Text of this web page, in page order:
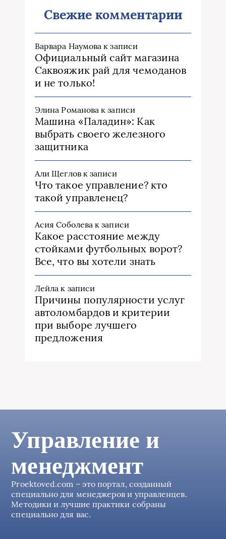
Свежие комментарии
Варвара Наумова к записи
Официальный сайт магазина
Саквояжик рай для чемоданов
и не только!
Элина Романова к записи
Машина «Паладин»: Как
выбрать своего железного
защитника
Али Щегловк записи
Что такое управление? кто
такой управленец?
Асия Соболева к записи
Какое расстояние между
стойками футбольных ворот?
Все, что вы хотели знать
Лейла к записи
Причины популярности услуг
автоломбардов и критерии
при выборе лучшего
предложения
Управление и
менеджмент
Proektoved.com – это портал, созданный
специально для менеджеров и управленцев.
Методики и лучшие практики собраны
специально для вас.